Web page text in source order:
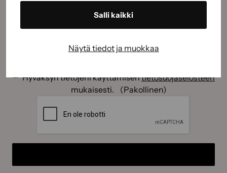
Salli kaikki
Näytä tiedot ja muokkaa
Tilaamalla uutiskirjeemme saat kauden parhaat
(Pakollinen)
Hyväksyn tietojeni käyttämisentietosuojaselosteen
mukaisesti.
(Pakollinen)